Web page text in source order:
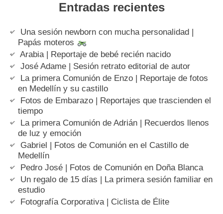
Entradas recientes
Una sesión newborn con mucha personalidad |
Papás moteros
Arabia | Reportaje de bebé recién nacido
José Adame | Sesión retrato editorial de autor
La primera Comunión de Enzo | Reportaje de fotos
en Medellín y su castillo
Fotos de Embarazo | Reportajes que trascienden el
tiempo
La primera Comunión de Adrián | Recuerdos llenos
de luz y emoción
Gabriel | Fotos de Comunión en el Castillo de
Medellín
Pedro José | Fotos de Comunión en Doña Blanca
Un regalo de 15 días | La primera sesión familiar en
estudio
Fotografía Corporativa | Ciclista de Élite